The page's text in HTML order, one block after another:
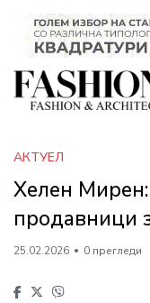
АКТУЕЛ
Хелен
продавници
25.02.2026 0 прегледи